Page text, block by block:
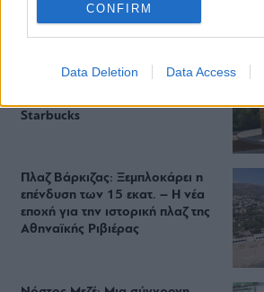
CONFIRM
Data Deletion Data Access
Περιπέτεια, χαλάρωση ή δροσιά;
Βρήκαμε το ρόφημα που θα
Starbucks
Πλαζ Βάρκιζας: Ξεμπλοκάρει η
επένδυση των 15 εκατ. – Η νέα
εποχή για την ιστορική πλαζ της
Αθηναϊκής Ριβιέρας